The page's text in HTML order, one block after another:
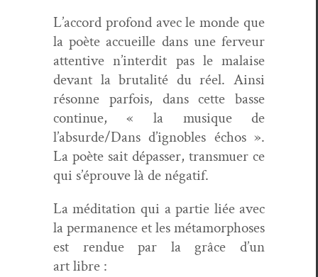
L’accord pro­fond avec le monde que
la poète accueille dans une fer­veur
atten­tive n’interdit pas le malaise
devant la bru­tal­ité du réel. Ain­si
résonne par­fois, dans cette basse
con­tin­ue, « la musique de
l’absurde/Dans d’ignobles échos ».
La poète sait dépass­er, trans­muer ce
qui s’éprouve là de négatif.
La médi­ta­tion qui a par­tie liée avec
la per­ma­nence et les méta­mor­phoses
est ren­due par la grâce d’un
art libre :